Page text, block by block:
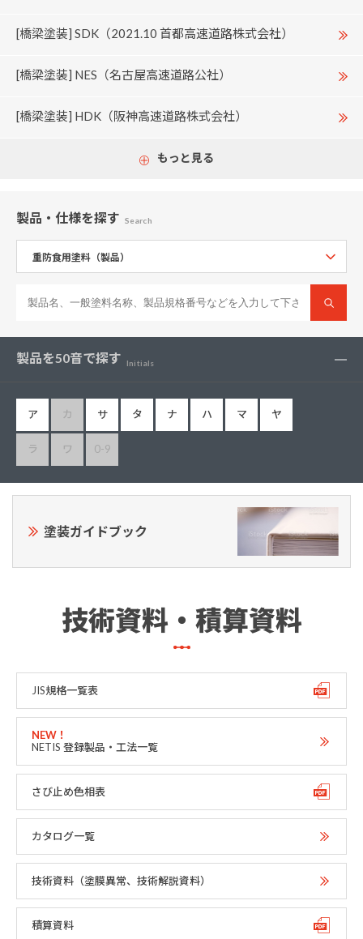
[橋梁塗装] SDK（2021.10 首都高速道路株式会社）
[橋梁塗装] NES（名古屋高速道路公社）
[橋梁塗装] HDK（阪神高速道路株式会社）
もっと見る
製品・仕様を探す Search
製品を50音で探す Initials
ア カ サ タ ナ ハ マ ヤ
ラ ワ 0-9
塗装ガイドブック
技術資料・積算資料
JIS規格一覧表
NETIS 登録製品・工法一覧
さび止め色相表
カタログ一覧
技術資料（塗膜異常、技術解説資料）
積算資料